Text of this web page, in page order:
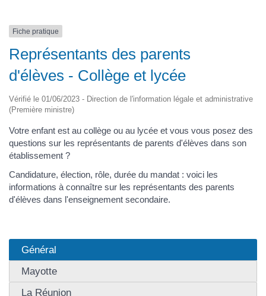
Fiche pratique
Représentants des parents
d'élèves - Collège et lycée
Vérifié le 01/06/2023 - Direction de l'information légale et administrative
(Première ministre)
Votre enfant est au collège ou au lycée et vous vous posez des
questions sur les représentants de parents d'élèves dans son
établissement ?
Candidature, élection, rôle, durée du mandat : voici les
informations à connaître sur les représentants des parents
d'élèves dans l'enseignement secondaire.
Général
Mayotte
La Réunion